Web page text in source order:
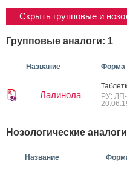
Скрыть групповые и
Групповые аналоги: 1
Название Форма
Лалинола
РУ:
Нозологические
Название